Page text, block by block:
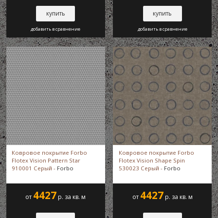
Flotex Sottsass
Flotex Spin
Flotex Stratus
Flotex Tibor
Flotex Triad
Flotex Van Gogh
Flotex Vienna
купить
добавить в сравнение
купить
добавить в сравнение
Ковровое покрытие Forbo
Flotex Vision Pattern Star
910001 Серый - Forbo
от 4427 р. за кв. м
Ковровое покрытие Forbo
Flotex Vision Shape Spin
530023 Серый - Forbo
от 4427 р. за кв. м